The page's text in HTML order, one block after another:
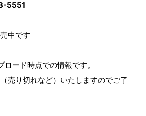
5551
中です
ード時点での情報です。
売り切れなど）いたしますのでご了